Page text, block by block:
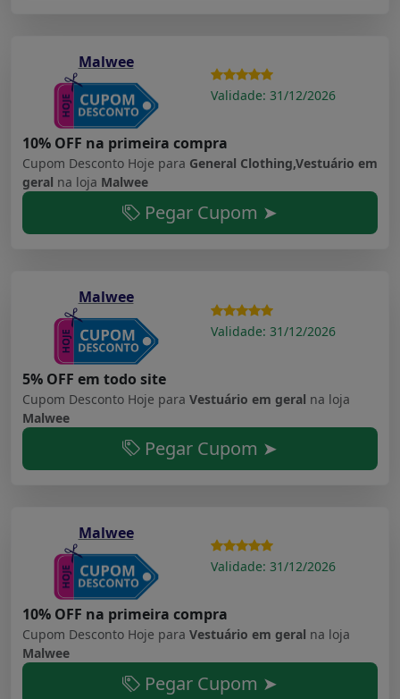
Malwee
Validade: 31/12/2026
10% OFF na primeira compra
Cupom Desconto Hoje para General Clothing,Vestuário em
geral na loja Malwee
Pegar Cupom ➤
Malwee
Validade: 31/12/2026
5% OFF em todo site
Cupom Desconto Hoje para Vestuário em geral na loja
Malwee
Pegar Cupom ➤
Malwee
Validade: 31/12/2026
10% OFF na primeira compra
Cupom Desconto Hoje para Vestuário em geral na loja
Malwee
Pegar Cupom ➤